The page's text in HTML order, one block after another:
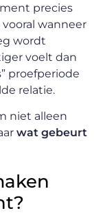
precies
wanneer
wordt
voelt dan
proefperiode
relatie.
niet alleen
wat gebeurt